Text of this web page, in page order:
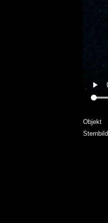
Objekt
Sternbild